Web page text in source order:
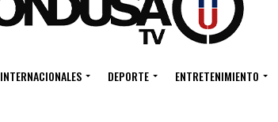
INTERNACIONALES DEPORTE ENTRETENIMIENTO